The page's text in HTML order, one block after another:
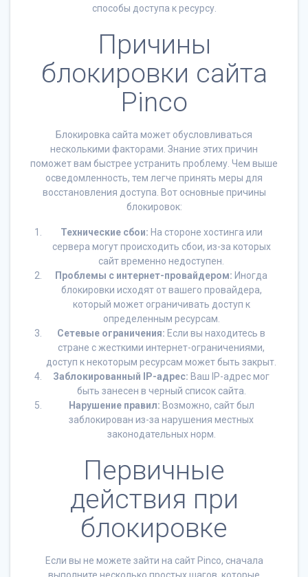
способы доступа к ресурсу.
Причины
блокировки сайта
Pinco
Блокировка сайта может обусловливаться
несколькими факторами. Знание этих причин
поможет вам быстрее устранить проблему. Чем выше
осведомленность, тем легче принять меры для
восстановления доступа. Вот основные причины
блокировок:
Технические сбои: На стороне хостинга или
сервера могут происходить сбои, из-за которых
сайт временно недоступен.
Проблемы с интернет-провайдером: Иногда
блокировки исходят от вашего провайдера,
который может ограничивать доступ к
определенным ресурсам.
Сетевые ограничения: Если вы находитесь в
стране с жесткими интернет-ограничениями,
доступ к некоторым ресурсам может быть закрыт.
Заблокированный IP-адрес: Ваш IP-адрес мог
быть занесен в черный список сайта.
Нарушение правил: Возможно, сайт был
заблокирован из-за нарушения местных
законодательных норм.
Первичные
действия при
блокировке
Если вы не можете зайти на сайт Pinco, сначала
выполните несколько простых шагов, которые